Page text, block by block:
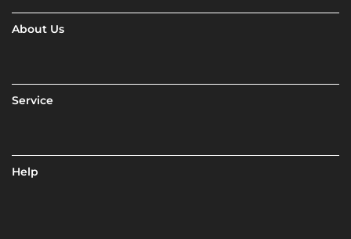
About Us
Service
Help